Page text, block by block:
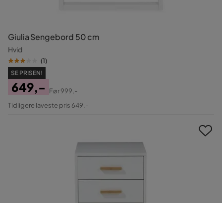
Giulia Sengebord 50 cm
Hvid
(1)
SE PRISEN!
Pris
649,-
Original
Før999,-
Tidligere laveste pris 649,-